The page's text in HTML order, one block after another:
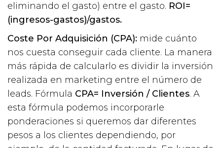
eliminando el gasto) entre el gasto. ROI=
(ingresos-gastos)/gastos.
Coste Por Adquisición (CPA): mide cuánto
nos cuesta conseguir cada cliente. La manera
más rápida de calcularlo es dividir la inversión
realizada en marketing entre el número de
leads. Fórmula CPA= Inversión / Clientes. A
esta fórmula podemos incorporarle
ponderaciones si queremos dar diferentes
pesos a los clientes dependiendo, por